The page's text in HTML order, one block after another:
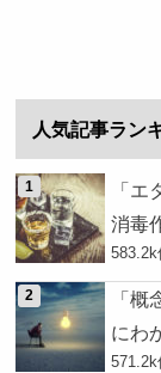
人気記事ラン
「
消毒
583.2k
「
にわ
571.2k